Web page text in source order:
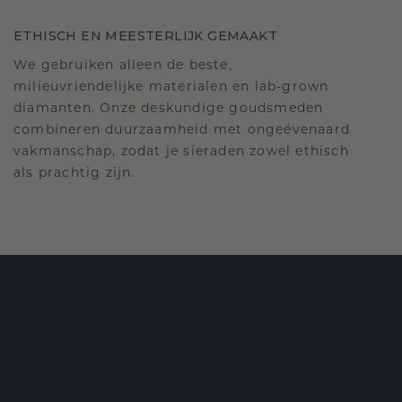
ETHISCH EN MEESTERLIJK GEMAAKT
We gebruiken alleen de beste,
milieuvriendelijke materialen en lab-grown
diamanten. Onze deskundige goudsmeden
combineren duurzaamheid met ongeëvenaard
vakmanschap, zodat je sieraden zowel ethisch
als prachtig zijn.